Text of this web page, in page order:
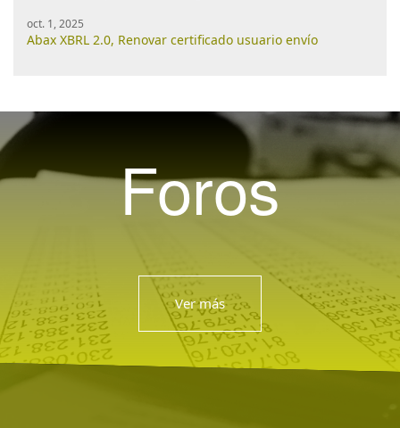
oct. 1, 2025
Abax XBRL 2.0, Renovar certificado usuario envío
Foros
Ver más